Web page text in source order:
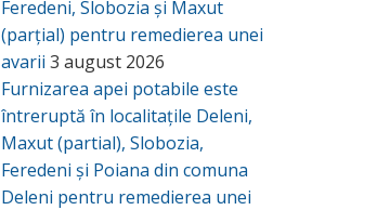
Feredeni, Slobozia și Maxut
(parțial) pentru remedierea unei
avarii 3 august 2026
Furnizarea apei potabile este
întreruptă în localitațile Deleni,
Maxut (partial), Slobozia,
Feredeni și Poiana din comuna
Deleni pentru remedierea unei